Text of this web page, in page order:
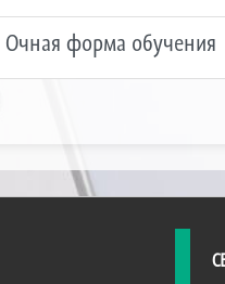
Очная форма обучения